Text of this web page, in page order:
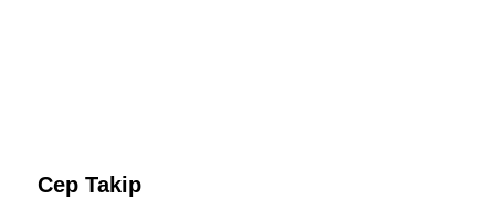
Cep Takip